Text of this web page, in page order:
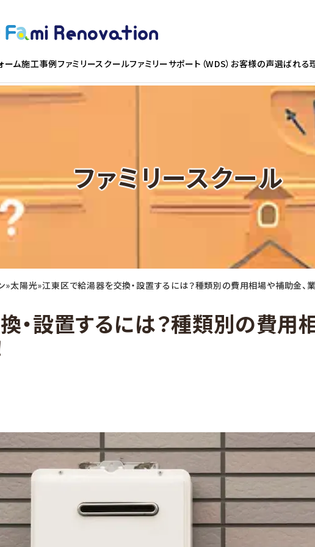
ーム施工事例ファミリースクールファミリーサポート（WDS）お客様の声選ばれる
ファミリースクール
»太陽光»江東区で給湯器を交換・設置するには？種類別の費用相場や補助金、
・設置するには？種類別の費用